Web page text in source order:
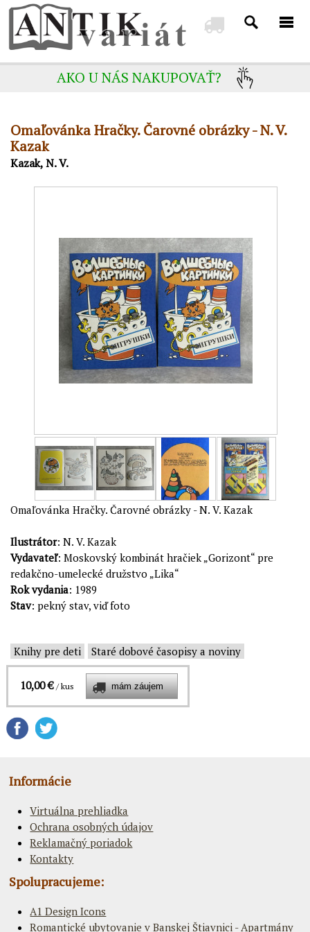
AKO U NÁS NAKUPOVAŤ?
Omaľovánka Hračky. Čarovné obrázky - N. V.
Kazak
Kazak, N. V.
Omaľovánka Hračky. Čarovné obrázky - N. V. Kazak
Ilustrátor: N. V. Kazak
Vydavateľ: Moskovský kombinát hračiek „Gorizont“ pre
redakčno-umelecké družstvo „Lika“
Rok vydania: 1989
Stav: pekný stav, viď foto
Knihy pre deti Staré dobové časopisy a noviny
10,00 €/ kus
Informácie
Virtuálna prehliadka
Ochrana osobných údajov
Reklamačný poriadok
Kontakty
Spolupracujeme:
A1 Design Icons
Romantické ubytovanie v Banskej Štiavnici - Apartmány